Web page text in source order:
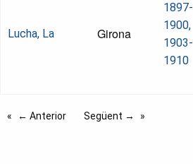
Lucha, La Girona
1897-
1900,
1903-
1910
← Anterior Següent →